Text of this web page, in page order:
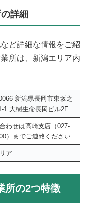
詳細
ど詳細な情報をご紹
所は、新潟エリア内
新潟県長岡市東坂之
1 大樹生命長岡ビル2F
わせは高崎支店（027-
）までご連絡ください
ア
所の2つ特徴